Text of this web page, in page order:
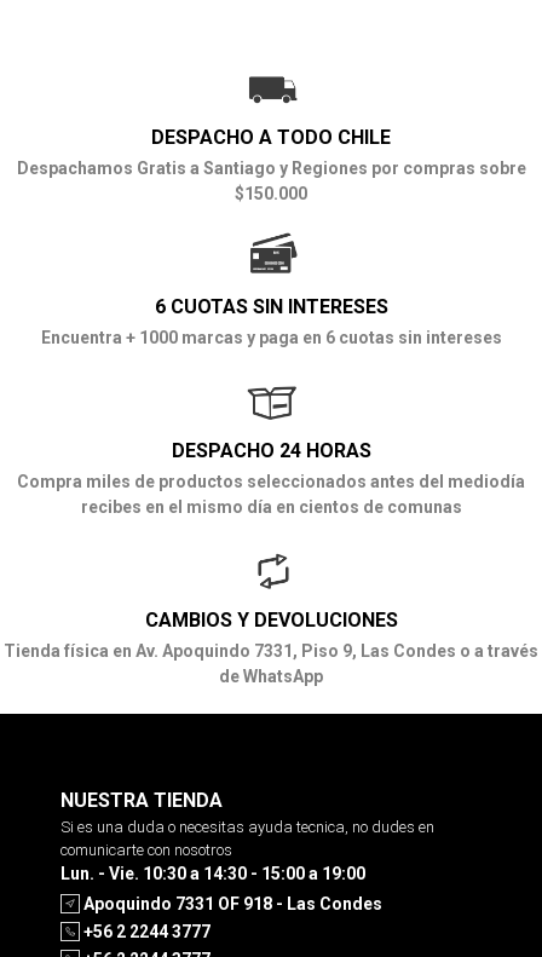
DESPACHO A TODO CHILE
Despachamos Gratis a Santiago y Regiones por compras sobre
$150.000
6 CUOTAS SIN INTERESES
Encuentra + 1000 marcas y paga en 6 cuotas sin intereses
DESPACHO 24 HORAS
Compra miles de productos seleccionados antes del mediodía
recibes en el mismo día en cientos de comunas
CAMBIOS Y DEVOLUCIONES
Tienda física en Av. Apoquindo 7331, Piso 9, Las Condes o a través
de WhatsApp
NUESTRA TIENDA
Si es una duda o necesitas ayuda tecnica, no dudes en
comunicarte con nosotros
Lun. - Vie. 10:30 a 14:30 - 15:00 a 19:00
Apoquindo 7331 OF 918 - Las Condes
+56 2 2244 3777